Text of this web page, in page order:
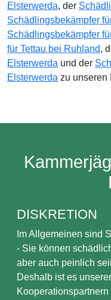
Elsterwerda, der
Schädlingsbekämpfer
Schädlingsbekämpfer
für Tettau bei Ruhland,
Elsterwerda und der
Elsterwerda zu unseren
DISKRETION
Im Allgemeinen sind
- Sie können
aber auch peinlich
Deshalb ist es